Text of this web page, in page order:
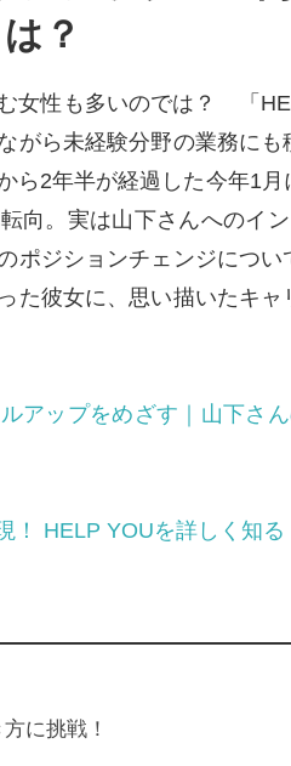
？
女性も多いのでは？ 「
がら未経験分野の業務に
ら2年半が経過した今年1
向。実は山下さんへのイ
ポジションチェンジについ
た彼女に、思い描いたキャ
アップをめざす｜山下さ
HELP YOUを詳しく知る
に挑戦！